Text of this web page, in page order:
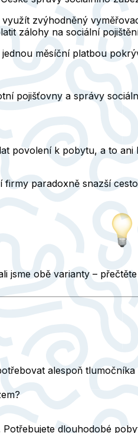
využít zvýhodněný
zálohy na sociální
měsíční platbou
pojišťovny a správy
povolení k pobytu, a to
paradoxně snazší
jsme obě varianty –
alespoň tlumočníka
dlouhodobé